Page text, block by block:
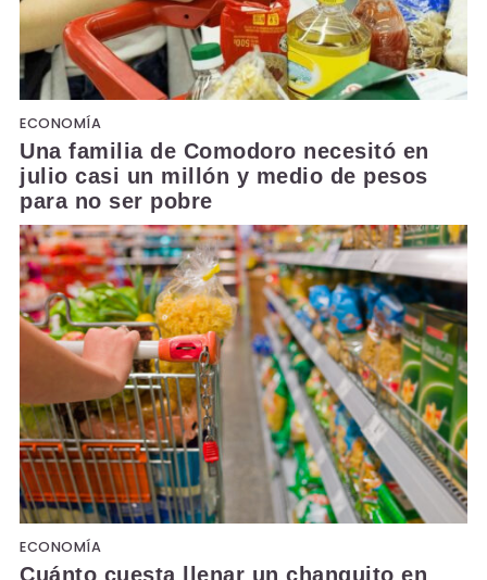
ECONOMÍA
Una familia de Comodoro necesitó en
julio casi un millón y medio de pesos
para no ser pobre
ECONOMÍA
Cuánto cuesta llenar un changuito en